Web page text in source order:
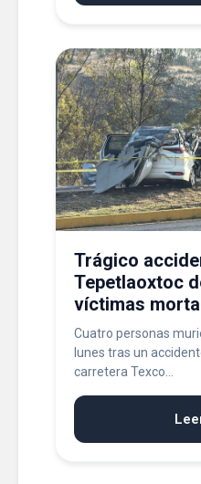
Trágico
Tepetlaoxtoc
víctimas
Cuatro personas
lunes tras un
carretera Texco...